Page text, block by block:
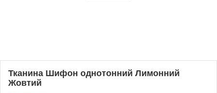
Тканина Шифон однотонний Лимонний
Жовтий